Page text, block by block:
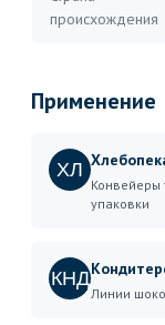
происхождения
Применение
ХЛ
Конвейеры
упаковки
КНД
Линии